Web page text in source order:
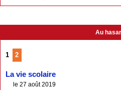
Au
1 2
La vie scolaire
le 27 août 2019